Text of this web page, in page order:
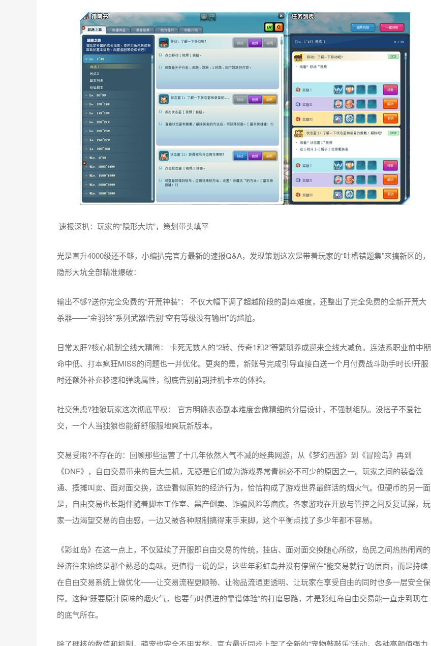
速报深扒：玩家的“隐形大坑”，策划带头填平
光是直升4000级还不够，小编扒完官方最新的速报Q&A，发现策划这次是带着玩家的“吐槽错题集”来搞新区的，
隐形大坑全部精准爆破：
输出不够?送你完全免费的“开荒神装”： 不仅大幅下调了超越阶段的副本难度，还整出了完全免费的全新开荒大
杀器——“金羽铃”系列武器!告别“空有等级没有输出”的尴尬。
日常太肝?核心机制全线大精简： 卡死无数人的“2转、传奇1和2”等繁琐养成迎来全线大减负。连法系职业前中期
命中低、打本疯狂MISS的问题也一并优化。更爽的是，新账号完成引导直接白送一个月付费战斗助手时长!开服
时还额外补充移速和弹跳属性，彻底告别前期挂机卡本的体验。
社交焦虑?独狼玩家这次彻底平权： 官方明确表态副本难度会做精细的分层设计，不强制组队。没搭子不爱社
交，一个人当独狼也能舒舒服服地爽玩新版本。
交易受限?不存在的：回顾那些运营了十几年依然人气不减的经典网游，从《梦幻西游》到《冒险岛》再到
《DNF》，自由交易带来的巨大生机，无疑是它们成为游戏界常青树必不可少的原因之一。玩家之间的装备流
通、摆摊叫卖、面对面交换，这些看似原始的经济行为，恰恰构成了游戏世界最鲜活的烟火气。但硬币的另一面
是，自由交易也长期伴随着脚本工作室、黑产倒卖、诈骗风险等痼疾。各家游戏在开放与管控之间反复试探，玩
家一边渴望交易的自由感，一边又被各种限制搞得束手束脚，这个平衡点找了多少年都不容易。
《彩虹岛》在这一点上，不仅延续了开服即自由交易的传统，挂店、面对面交换随心所欲，岛民之间热热闹闹的
经济往来始终是那个熟悉的岛味。更值得一说的是，这些年彩虹岛并没有停留在“能交易就行”的层面，而是持续
在自由交易系统上做优化——让交易流程更顺畅、让物品流通更透明、让玩家在享受自由的同时也多一层安全保
障。这种“既要原汁原味的烟火气，也要与时俱进的靠谱体验”的打磨思路，才是彩虹岛自由交易能一直走到现在
的底气所在。
除了硬核的数值和机制，萌宠也完全不用发愁。官方最近同步上架了全新的“宠物敲敲乐”活动，各种高颜值强力